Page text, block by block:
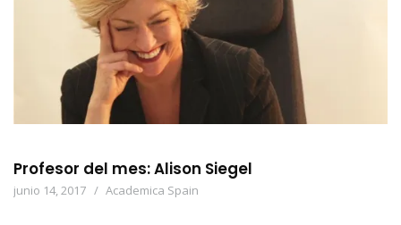
Profesor del mes: Alison Siegel
junio 14, 2017 Academica Spain